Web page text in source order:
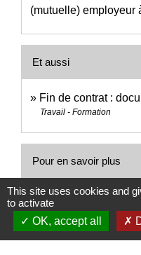
(mutuelle) employeur
Et aussi
Fin de contrat :
Travail - Formation
Pour en savoir plus
Comment remplir
emploiopen_in_new
Pôle emploi
This site uses cookies and
to activate
OK, accept all